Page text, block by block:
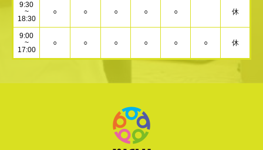
9:30
~
18:30
○ ○ ○ ○ ○ 休
9:00
~
17:00
○ ○ ○ ○ ○ ○ 休